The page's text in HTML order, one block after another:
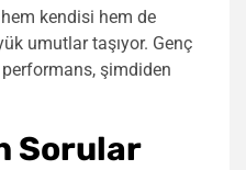
kendisi hem de
umutlar taşıyor. Genç
performans, şimdiden
Sorular